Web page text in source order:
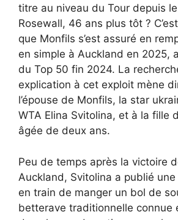
titre au niveau du Tour depuis
Rosewall, 46 ans plus tôt ?
que Monfils s’est assuré en
en simple à Auckland en 2025,
du Top 50 fin 2024. La
explication à cet exploit mène
l’épouse de Monfils, la star
WTA Elina Svitolina, et à la fille
âgée de deux ans.
Peu de temps après la victoire
Auckland, Svitolina a publié
en train de manger un bol de
betterave traditionnelle connue